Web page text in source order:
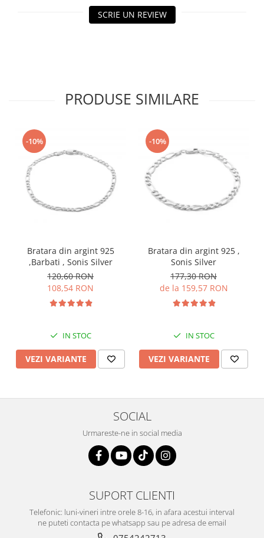
SCRIE UN REVIEW
PRODUSE SIMILARE
-10%
Bratara din argint 925
,Barbati , Sonis Silver
120,60 RON
108,54 RON
IN STOC
VEZI VARIANTE
-10%
Bratara din argint 925 ,
Sonis Silver
177,30 RON
de la 159,57 RON
IN STOC
VEZI VARIANTE
SOCIAL
Urmareste-ne in social media
SUPORT CLIENTI
Telefonic: luni-vineri intre orele 8-16, in afara acestui interval
ne puteti contacta pe whatsapp sau pe adresa de email